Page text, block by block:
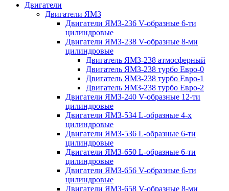
Двигатели
Двигатели ЯМЗ
Двигатели ЯМЗ-236 V-образные 6-ти
цилиндровые
Двигатели ЯМЗ-238 V-образные 8-ми
цилиндровые
Двигатель ЯМЗ-238 атмосферный
Двигатель ЯМЗ-238 турбо Евро-0
Двигатель ЯМЗ-238 турбо Евро-1
Двигатель ЯМЗ-238 турбо Евро-2
Двигатели ЯМЗ-240 V-образные 12-ти
цилиндровые
Двигатели ЯМЗ-534 L-образные 4-х
цилиндровые
Двигатели ЯМЗ-536 L-образные 6-ти
цилиндровые
Двигатели ЯМЗ-650 L-образные 6-ти
цилиндровые
Двигатели ЯМЗ-656 V-образные 6-ти
цилиндровые
Двигатели ЯМЗ-658 V-образные 8-ми